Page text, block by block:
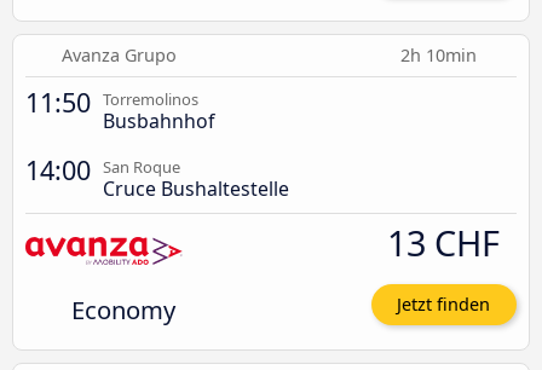
Avanza Grupo 2h 10min
11:50 Torremolinos
Busbahnhof
14:00 San Roque
Cruce Bushaltestelle
Economy
13 CHF
Jetzt finden